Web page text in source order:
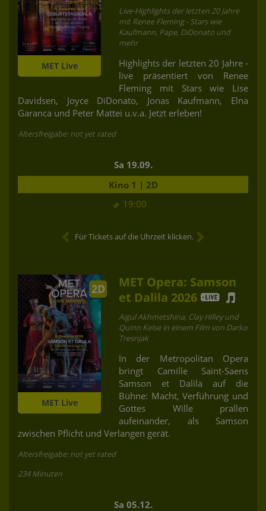
MET Live
Live-Highlights der letzten 20 Jahre
mit Renee Fleming - Stars wie
Kaufmann, Pape, DiDonato und
mehr
Highlights der letzten 20 Jahre -
live präsentiert von Renee
Fleming mit Stars wie Lise
Davidsen, Joyce DiDonato, Jonas Kaufmann, Elna
Garanca und Peter Mattei u.v.a. Jetzt erleben!
Altersfreigabe: not yet rated
Sa 19.09.
19:00
Kino 1 | 2D
Für Tickets auf die Uhrzeit klicken.
2D
MET Live
MET Opera: Samson
et Dalila 2026
Aigul Akhmetshina, Clay Hilley und
Quinn Kelse in einem Film von Darko
Tresnjak
In der Metropolitan Opera
bringt Camille Saint-Saens
Samson et Dalila auf die
Bühne: Macht, Verführung und
Gottes Wille prallen
aufeinander, als Samson
zwischen Pflicht und Verlangen gerät.
Altersfreigabe: not yet rated
234 Minuten
Sa 05.12.